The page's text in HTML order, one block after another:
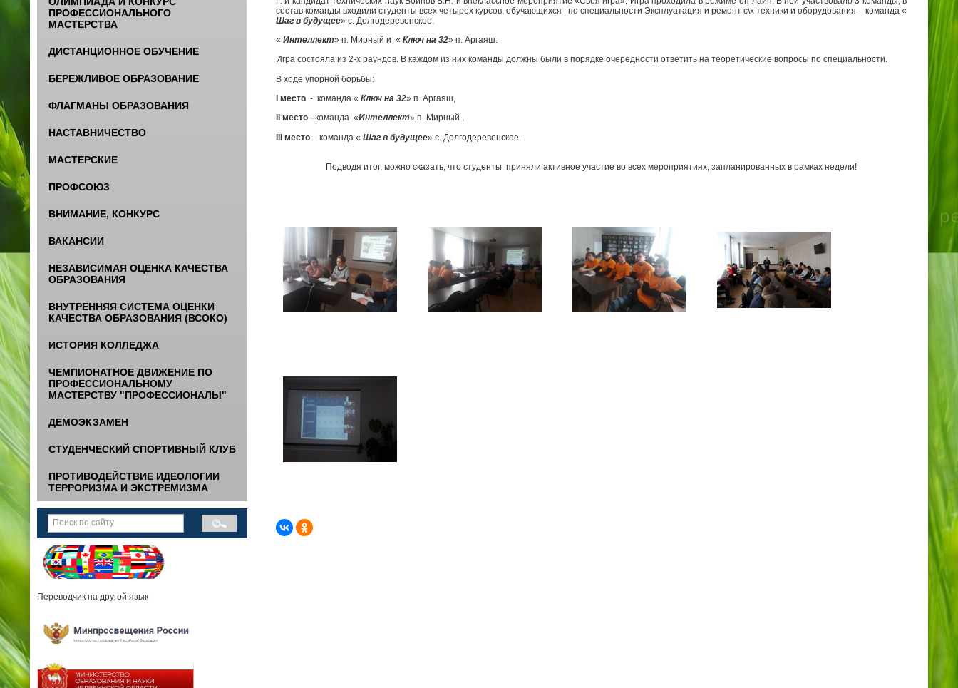
ПРОФЕССИОНАЛЬНОГО
МАСТЕРСТВА
ДИСТАНЦИОННОЕ ОБУЧЕНИЕ
БЕРЕЖЛИВОЕ ОБРАЗОВАНИЕ
ФЛАГМАНЫ ОБРАЗОВАНИЯ
НАСТАВНИЧЕСТВО
МАСТЕРСКИЕ
ПРОФСОЮЗ
ВНИМАНИЕ, КОНКУРС
ВАКАНСИИ
НЕЗАВИСИМАЯ ОЦЕНКА КАЧЕСТВА
ОБРАЗОВАНИЯ
ВНУТРЕННЯЯ СИСТЕМА ОЦЕНКИ
КАЧЕСТВА ОБРАЗОВАНИЯ (ВСОКО)
ИСТОРИЯ КОЛЛЕДЖА
ЧЕМПИОНАТНОЕ ДВИЖЕНИЕ ПО
ПРОФЕССИОНАЛЬНОМУ
МАСТЕРСТВУ "ПРОФЕССИОНАЛЫ"
ДЕМОЭКЗАМЕН
СТУДЕНЧЕСКИЙ СПОРТИВНЫЙ КЛУБ
ПРОТИВОДЕЙСТВИЕ ИДЕОЛОГИИ
ТЕРРОРИЗМА И ЭКСТРЕМИЗМА
Переводчик на другой язык
состав команды входили студенты всех четырех курсов, обучающихся по специальности Эксплуатация и ремонт с\х техники и оборудования - команда «
Шаг в будущее» с. Долгодеревенское,
« Интеллект» п. Мирный и « Ключ на 32» п. Аргаяш.
Игра состояла из 2-х раундов. В каждом из них команды должны были в порядке очередности ответить на теоретические вопросы по специальности.
В ходе упорной борьбы:
место - команда « Ключ на 32» п. Аргаяш,
место –команда «Интеллект» п. Мирный ,
III место – команда « Шаг в будущее» с. Долгодеревенское
Подводя итог, можно сказать, что студенты приняли активное участие во всех мероприятиях, запланированных в рамках недели!